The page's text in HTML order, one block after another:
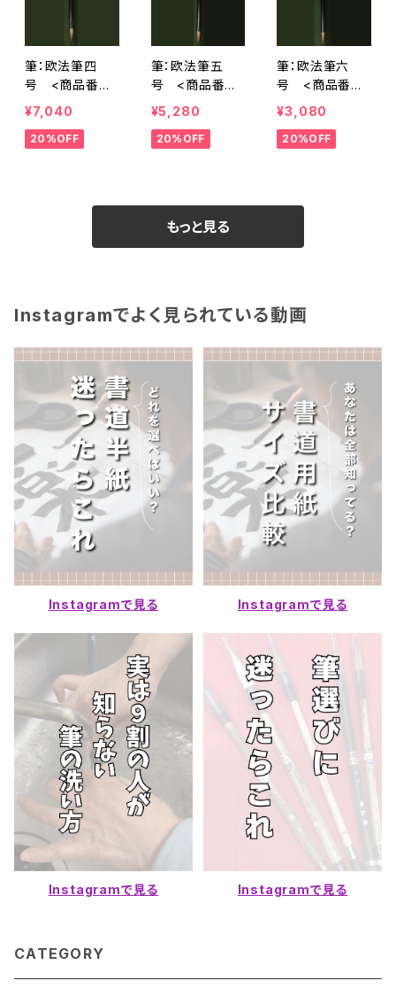
筆：欧法筆四
号 <商品番号1
008>
¥7,040
20%OFF
筆：欧法筆五
号 <商品番号1
009>
¥5,280
20%OFF
筆：欧法筆六
号 <商品番号1
010>
¥3,080
20%OFF
もっと見る
Instagramでよく見られている動画
Instagramで見る Instagramで見る
Instagramで見る Instagramで見る
CATEGORY